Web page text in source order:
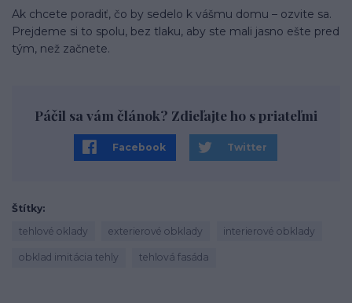
Ak chcete poradiť, čo by sedelo k vášmu domu – ozvite sa.
Prejdeme si to spolu, bez tlaku, aby ste mali jasno ešte pred
tým, než začnete.
Páčil sa vám článok? Zdieľajte ho s priateľmi
Facebook Twitter
Štítky
tehlové oklady
exterierové obklady interierové obklady
obklad imitácia tehly tehlová fasáda